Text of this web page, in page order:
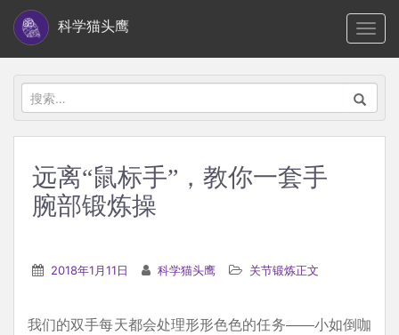
i
科学猫头鹰
搜
索：
远离“鼠标手”，教你一套手
腕部锻炼操
2018年1月11日 科学猫头鹰 关节锻炼正文
我们的双手每天都会处理形形色色的任务——小如倒咖